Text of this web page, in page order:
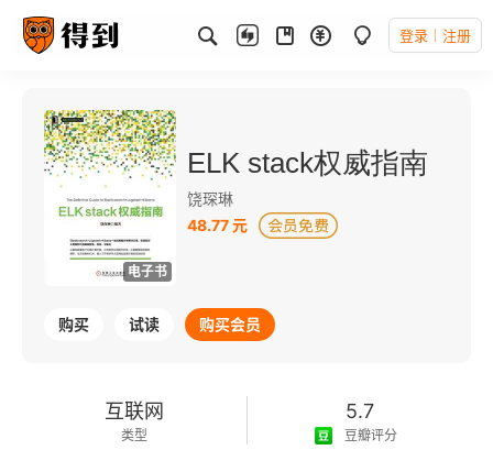
登录 注册
电子书
ELK stack权威指南
饶琛琳
48.77 元
购买 试读 购买会员
互联网
类型
5.7
豆瓣评分